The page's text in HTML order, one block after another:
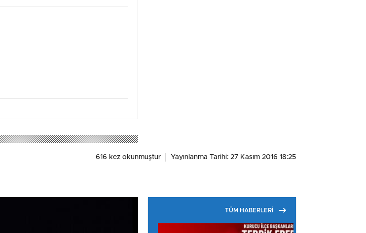
616 kez okunmuştur Yayınlanma Tarihi: 27 Kasım 2016 18:25
TÜM HABERLERİ